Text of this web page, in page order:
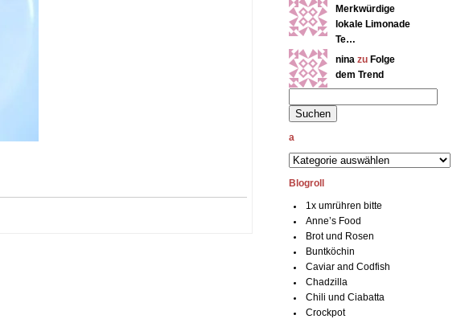
Merkwürdige
lokale Limonade
Te…
nina zu Folge
dem Trend
a
Blogroll
1x umrühren bitte
Anne’s Food
Brot und Rosen
Buntköchin
Caviar and Codfish
Chadzilla
Chili und Ciabatta
Crockpot